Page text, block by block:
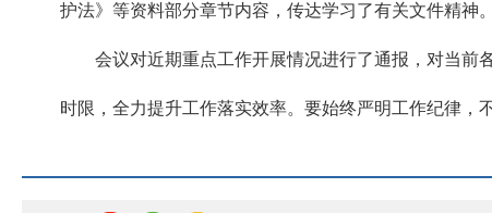
护法》等资料部分章节内容，传达学习了有关文件精神
会议对近期重点工作开展情况进行了通报，对当前
时限，全力提升工作落实效率。要始终严明工作纪律，